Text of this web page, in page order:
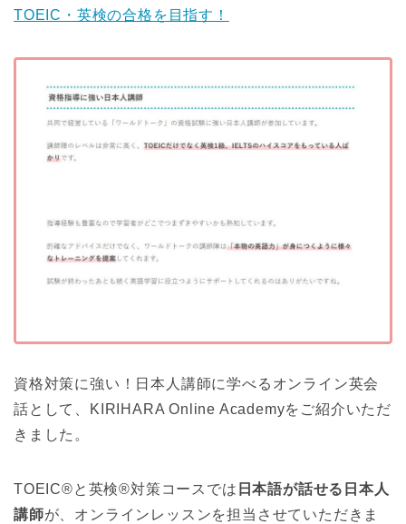
TOEIC・英検の合格を目指す！
資格対策に強い！日本人講師に学べるオンライン英会
話として、KIRIHARA Online Academyをご紹介いただ
きました。
TOEIC®と英検®対策コースでは 日本語が話せる日本人
講師が、オンラインレッスンを担当させていただきま